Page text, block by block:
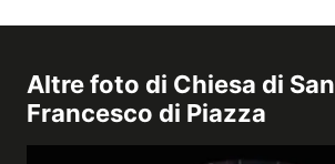
Altre foto di Chiesa di San
Francesco di Piazza